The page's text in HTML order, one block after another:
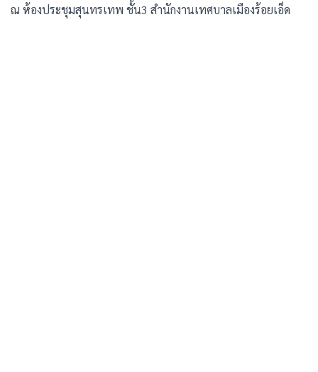
ณ ห้องประชุมสุนทรเทพ ชั้น3 สำนักงานเทศบาลเมืองร้อยเอ็ด